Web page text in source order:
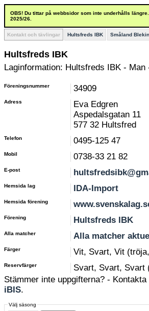
OBS! Du tittar på webbsidor som inte underhålls
2025/26.
Kontakt och tävlingar Hultsfreds IBK Småland
Hultsfreds IBK
Laginformation: Hultsfreds IBK -
Föreningsnummer 34909
Adress
Eva Edgren
Aspedalsgatan 11
577 32 Hultsfred
Telefon 0495-125 47
Mobil 0738-33 21 82
E-post
Hemsida lag IDA-Import
Hemsida förening
Förening Hultsfreds IBK
Alla matcher Alla matcher
Färger Vit, Svart, Vit
Reservfärger
Svart, Svart, Svart
Stämmer inte uppgifterna? -
iBIS.
Välj säsong